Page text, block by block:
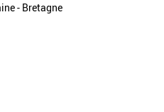
- Bretagne